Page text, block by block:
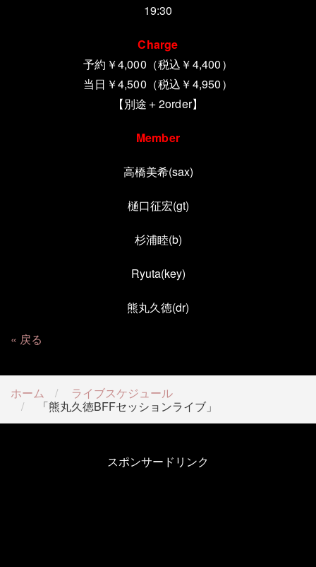
19:30
Charge
予約￥4,000（税込￥4,400）
当日￥4,500（税込￥4,950）
【別途＋2order】
Member
高橋美希(sax)
樋口征宏(gt)
杉浦睦(b)
Ryuta(key)
熊丸久徳(dr)
戻る
ホーム
ライブスケジュール
「熊丸久徳BFFセッションライブ」
スポンサードリンク